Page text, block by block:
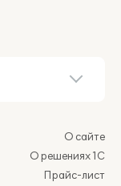
О сайте
О решениях 1С
Прайс-лист